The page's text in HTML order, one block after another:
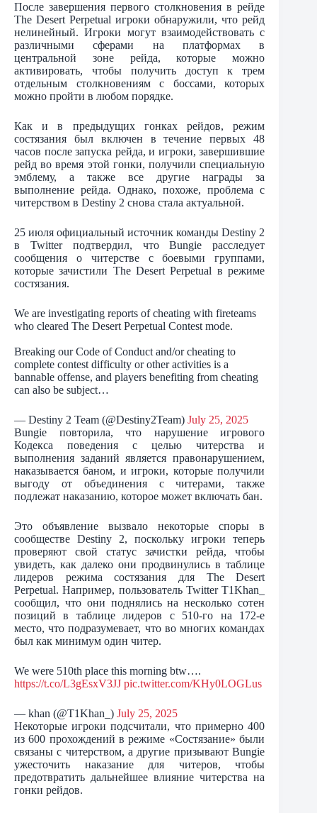
После завершения первого столкновения в рейде
The Desert Perpetual игроки обнаружили, что рейд
нелинейный. Игроки могут взаимодействовать с
различными сферами на платформах в
центральной зоне рейда, которые можно
активировать, чтобы получить доступ к трем
отдельным столкновениям с боссами, которых
можно пройти в любом порядке.
Как и в предыдущих гонках рейдов, режим
состязания был включен в течение первых 48
часов после запуска рейда, и игроки, завершившие
рейд во время этой гонки, получили специальную
эмблему, а также все другие награды за
выполнение рейда. Однако, похоже, проблема с
читерством в Destiny 2 снова стала актуальной.
25 июля официальный источник команды Destiny 2
в Twitter подтвердил, что Bungie расследует
сообщения о читерстве с боевыми группами,
которые зачистили The Desert Perpetual в режиме
состязания.
We are investigating reports of cheating with fireteams
who cleared The Desert Perpetual Contest mode.
Breaking our Code of Conduct and/or cheating to
complete contest difficulty or other activities is a
bannable offense, and players benefiting from cheating
can also be subject…
— Destiny 2 Team (@Destiny2Team) July 25, 2025
Bungie повторила, что нарушение игрового
Кодекса поведения с целью читерства и
выполнения заданий является правонарушением,
наказывается баном, и игроки, которые получили
выгоду от объединения с читерами, также
подлежат наказанию, которое может включать бан.
Это объявление вызвало некоторые споры в
сообществе Destiny 2, поскольку игроки теперь
проверяют свой статус зачистки рейда, чтобы
увидеть, как далеко они продвинулись в таблице
лидеров режима состязания для The Desert
Perpetual. Например, пользователь Twitter T1Khan_
сообщил, что они поднялись на несколько сотен
позиций в таблице лидеров с 510-го на 172-е
место, что подразумевает, что во многих командах
был как минимум один читер.
We were 510th place this morning btw….
https://t.co/L3gEsxV3JJ pic.twitter.com/KHy0LOGLus
— khan (@T1Khan_) July 25, 2025
Некоторые игроки подсчитали, что примерно 400
из 600 прохождений в режиме «Состязание» были
связаны с читерством, а другие призывают Bungie
ужесточить наказание для читеров, чтобы
предотвратить дальнейшее влияние читерства на
гонки рейдов.